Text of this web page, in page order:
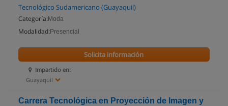
Tecnológico Sudamericano (Guayaquil)
Categoría: Moda
Modalidad: Presencial
Impartido en:
Guayaquil
Solicita información
Carrera Tecnológica en Proyección de Imagen y